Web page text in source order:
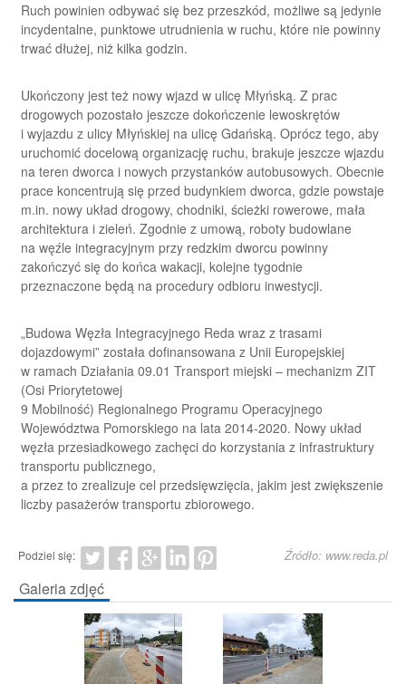
Ruch powinien odbywać się bez przeszkód, możliwe są jedynie
incydentalne, punktowe utrudnienia w ruchu, które nie powinny
trwać dłużej, niż kilka godzin.
Ukończony jest też nowy wjazd w ulicę Młyńską. Z prac
drogowych pozostało jeszcze dokończenie lewoskrętów
i wyjazdu z ulicy Młyńskiej na ulicę Gdańską. Oprócz tego, aby
uruchomić docelową organizację ruchu, brakuje jeszcze wjazdu
na teren dworca i nowych przystanków autobusowych. Obecnie
prace koncentrują się przed budynkiem dworca, gdzie powstaje
m.in. nowy układ drogowy, chodniki, ścieżki rowerowe, mała
architektura i zieleń. Zgodnie z umową, roboty budowlane
na węźle integracyjnym przy redzkim dworcu powinny
zakończyć się do końca wakacji, kolejne tygodnie
przeznaczone będą na procedury odbioru inwestycji.
„Budowa Węzła Integracyjnego Reda wraz z trasami
dojazdowymi” została dofinansowana z Unii Europejskiej
w ramach Działania 09.01 Transport miejski – mechanizm ZIT
(Osi Priorytetowej
9 Mobilność) Regionalnego Programu Operacyjnego
Województwa Pomorskiego na lata 2014-2020. Nowy układ
węzła przesiadkowego zachęci do korzystania z infrastruktury
transportu publicznego,
a przez to zrealizuje cel przedsięwzięcia, jakim jest zwiększenie
liczby pasażerów transportu zbiorowego.
Podziel się: Źródło: www.reda.pl
Galeria zdjęć